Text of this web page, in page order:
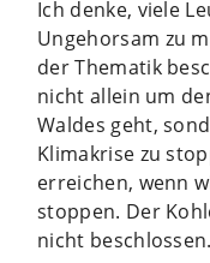
Ich denke, viele
Ungehorsam zu
der Thematik
nicht allein um
Waldes geht,
Klimakrise zu
erreichen, wenn
stoppen. Der
nicht beschlossen.